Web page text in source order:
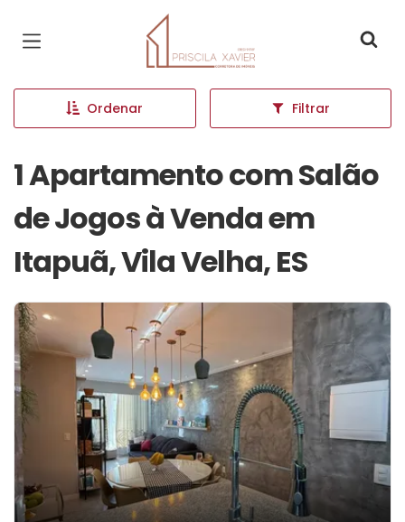
Página inicial
Ordenar Filtrar
1 Apartamento com Salão
de Jogos à Venda em
Itapuã, Vila Velha, ES